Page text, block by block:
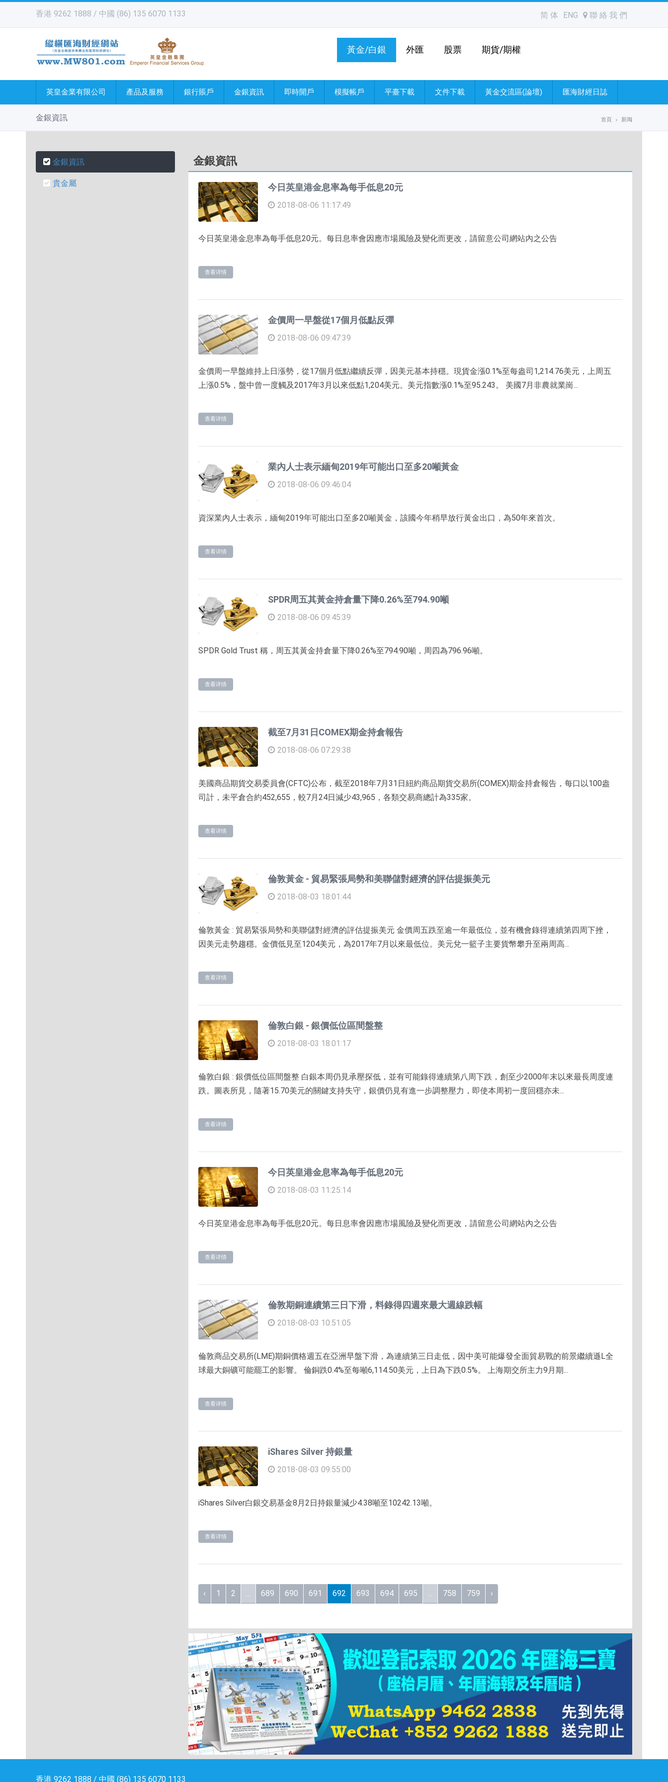
香港 9262 1888 / 中國 (86) 135 6070 1133 简 体 ENG 聯 絡 我 們
黃金/白銀 外匯 股票 期貨/期權
英皇金業有限公司 產品及服務 銀行賬戶 金銀資訊 即時開戶 模擬帳戶 平臺下載 文件下載 黃金交流區(論壇) 匯海財經日誌
金銀資訊 首頁 新闻
金銀資訊
貴金屬
金銀資訊
今日英皇港金息率為每手低息20元
2018-08-06 11:17:49
今日英皇港金息率為每手低息20元。每日息率會因應市場風險及變化而更改，請留意公司網站內之公告
查看详情
金價周一早盤從17個月低點反彈
2018-08-06 09:47:39
金價周一早盤維持上日漲勢，從17個月低點繼續反彈，因美元基本持穩。現貨金漲0.1%至每盎司1,214.76美元，上周五
上漲0.5%，盤中曾一度觸及2017年3月以來低點1,204美元。美元指數漲0.1%至95.243。 美國7月非農就業崗...
查看详情
業內人士表示緬甸2019年可能出口至多20噸黃金
2018-08-06 09:46:04
資深業內人士表示，緬甸2019年可能出口至多20噸黃金，該國今年稍早放行黃金出口，為50年來首次。
查看详情
SPDR周五其黃金持倉量下降0.26%至794.90噸
2018-08-06 09:45:39
SPDR Gold Trust 稱，周五其黃金持倉量下降0.26%至794.90噸，周四為796.96噸。
查看详情
截至7月31日COMEX期金持倉報告
2018-08-06 07:29:38
美國商品期貨交易委員會(CFTC)公布，截至2018年7月31日紐約商品期貨交易所(COMEX)期金持倉報告，每口以100盎
司計，未平倉合約452,655，較7月24日減少43,965，各類交易商總計為335家。
查看详情
倫敦黃金 - 貿易緊張局勢和美聯儲對經濟的評估提振美元
2018-08-03 18:01:44
倫敦黃金 : 貿易緊張局勢和美聯儲對經濟的評估提振美元 金價周五跌至逾一年最低位，並有機會錄得連續第四周下挫，
因美元走勢趨穩。金價低見至1204美元，為2017年7月以來最低位。美元兌一籃子主要貨幣攀升至兩周高...
查看详情
倫敦白銀 - 銀價低位區間盤整
2018-08-03 18:01:17
倫敦白銀 : 銀價低位區間盤整 白銀本周仍見承壓探低，並有可能錄得連續第八周下跌，創至少2000年末以來最長周度連
跌。圖表所見，隨著15.70美元的關鍵支持失守，銀價仍見有進一步調整壓力，即使本周初一度回穩亦未...
查看详情
今日英皇港金息率為每手低息20元
2018-08-03 11:25:14
今日英皇港金息率為每手低息20元。每日息率會因應市場風險及變化而更改，請留意公司網站內之公告
查看详情
倫敦期銅連續第三日下滑，料錄得四週來最大週線跌幅
2018-08-03 10:51:05
倫敦商品交易所(LME)期銅價格週五在亞洲早盤下滑，為連續第三日走低，因中美可能爆發全面貿易戰的前景繼續遜L全
球最大銅礦可能罷工的影響。 倫銅跌0.4%至每噸6,114.50美元，上日為下跌0.5%。 上海期交所主力9月期...
查看详情
iShares Silver 持銀量
2018-08-03 09:55:00
iShares Silver白銀交易基金8月2日持銀量減少4.38噸至10242.13噸。
查看详情
‹ 1 2 ... 689 690 691 692 693 694 695 ... 758 759 ›
香港 9262 1888 / 中國 (86) 135 6070 1133